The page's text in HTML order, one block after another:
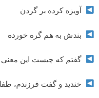
آویزه کرده بر گردن
بندش به هم گره خورده
گفتم که چیست این معنی
خندید و گفت فرزندم،